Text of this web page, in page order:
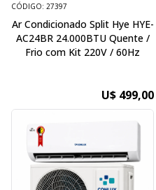
CÓDIGO: 27397
Ar Condicionado Split Hye HYE-
AC24BR 24.000BTU Quente /
Frio com Kit 220V / 60Hz
U$ 499,00